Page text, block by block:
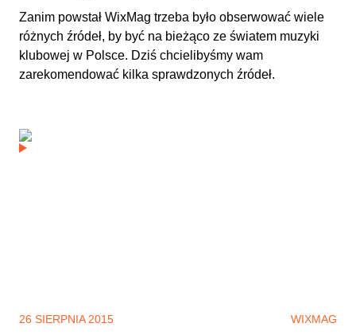
Zanim powstał WixMag trzeba było obserwować wiele
różnych źródeł, by być na bieżąco ze światem muzyki
klubowej w Polsce. Dziś chcielibyśmy wam
zarekomendować kilka sprawdzonych źródeł.
26 SIERPNIA 2015 WIXMAG